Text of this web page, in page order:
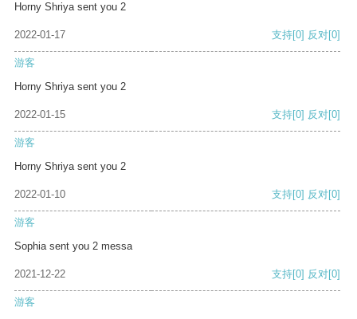
Horny Shriya sent you 2
2022-01-17 支持[0] 反对[0]
游客
Horny Shriya sent you 2
2022-01-15 支持[0] 反对[0]
游客
Horny Shriya sent you 2
2022-01-10 支持[0] 反对[0]
游客
Sophia sent you 2 messa
2021-12-22 支持[0] 反对[0]
游客